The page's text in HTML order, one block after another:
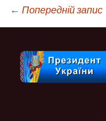
Навігація
по
запису
← Попередній запис